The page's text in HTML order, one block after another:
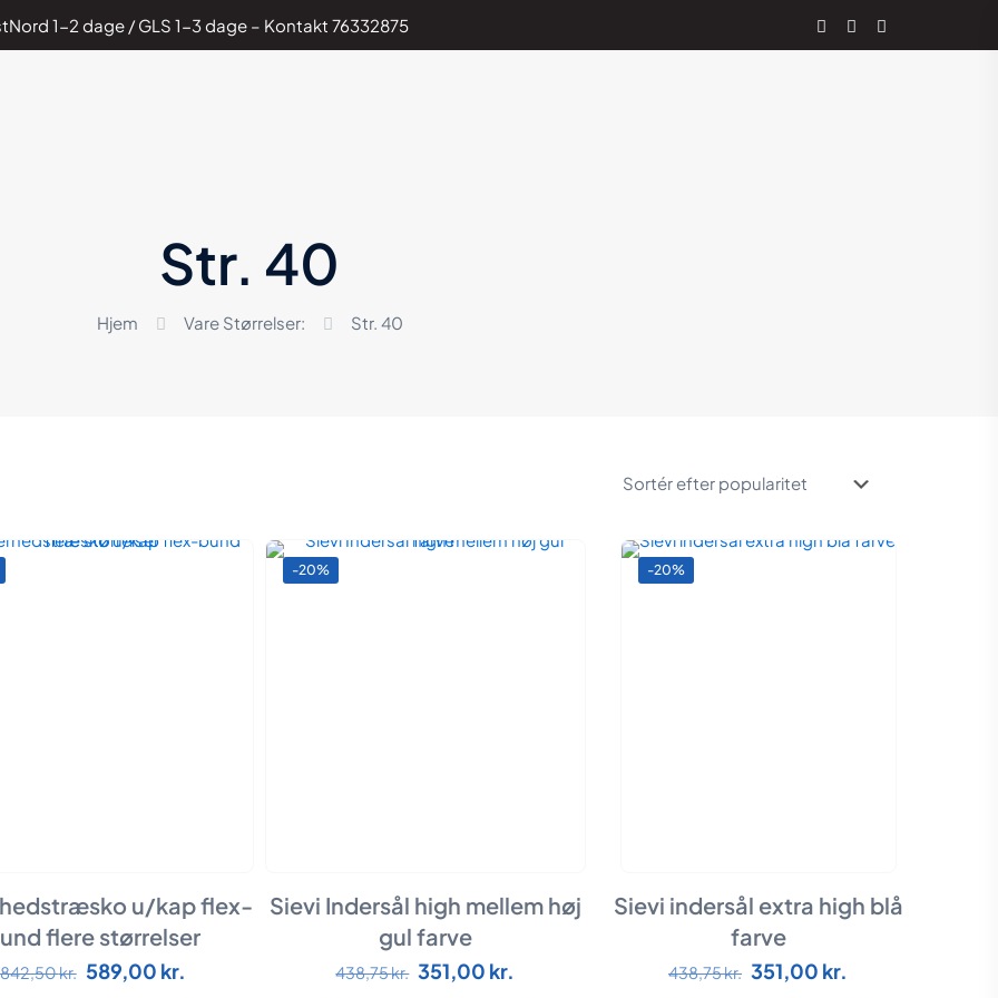
1-2 dage / GLS 1-3 dage – Kontakt 76332875
Str. 40
Hjem Vare Størrelser: Str. 40
u/kap flex-
flere størrelser
Dette
842,50kr. Den
589,00 kr.
-20%
Sievi Indersål high mellem høj
gul farve
Dette
438,75kr. Den
351,00 kr.
-20%
Sievi indersål extra high blå
farve
Dette
438,75kr. Den
351,00 kr.